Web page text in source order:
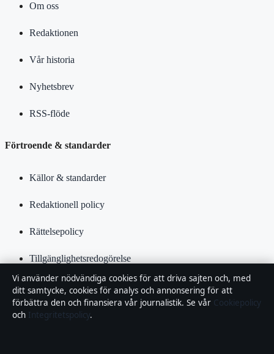
Om oss
Redaktionen
Vår historia
Nyhetsbrev
RSS-flöde
Förtroende & standarder
Källor & standarder
Redaktionell policy
Rättelsepolicy
Tillgänglighetsredogörelse
Kändisar & integritet
Integritetspolicy
Vi använder nödvändiga cookies för att driva sajten och, med
ditt samtycke, cookies för analys och annonsering för att
förbättra den och finansiera vår journalistik. Se vår Cookiepolicy
och Integritetspolicy.